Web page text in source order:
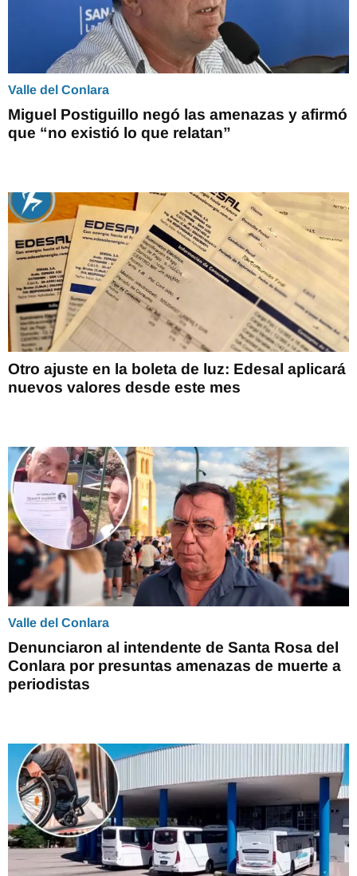
Valle del Conlara
Miguel Postiguillo negó las amenazas y afirmó
que “no existió lo que relatan”
Otro ajuste en la boleta de luz: Edesal aplicará
nuevos valores desde este mes
Valle del Conlara
Denunciaron al intendente de Santa Rosa del
Conlara por presuntas amenazas de muerte a
periodistas